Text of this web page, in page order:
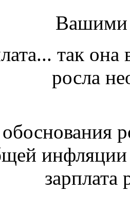
Вашими
так она
росла
зарплата